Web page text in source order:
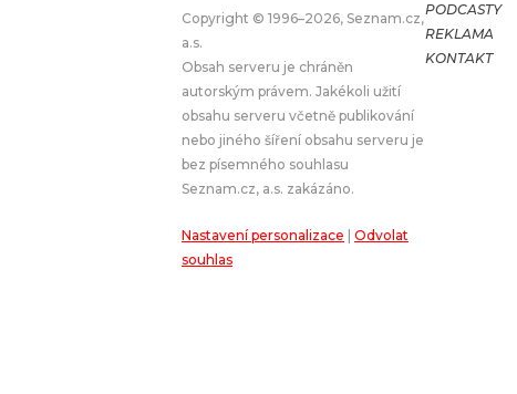
APLIKACE
PROGRAM
SOUTĚŽE
Copyright © 1996–2026, Seznam.cz,
a.s.
Obsah serveru je chráněn
autorským právem. Jakékoli užití
obsahu serveru včetně publikování
nebo jiného šíření obsahu serveru je
bez písemného souhlasu
Seznam.cz, a.s. zakázáno.
Nastavení personalizace
Odvolat
souhlas
PODCASTY
REKLAMA
KONTAKT